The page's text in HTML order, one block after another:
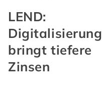
LEND:
Digitalisierung
bringt tiefere
Zinsen